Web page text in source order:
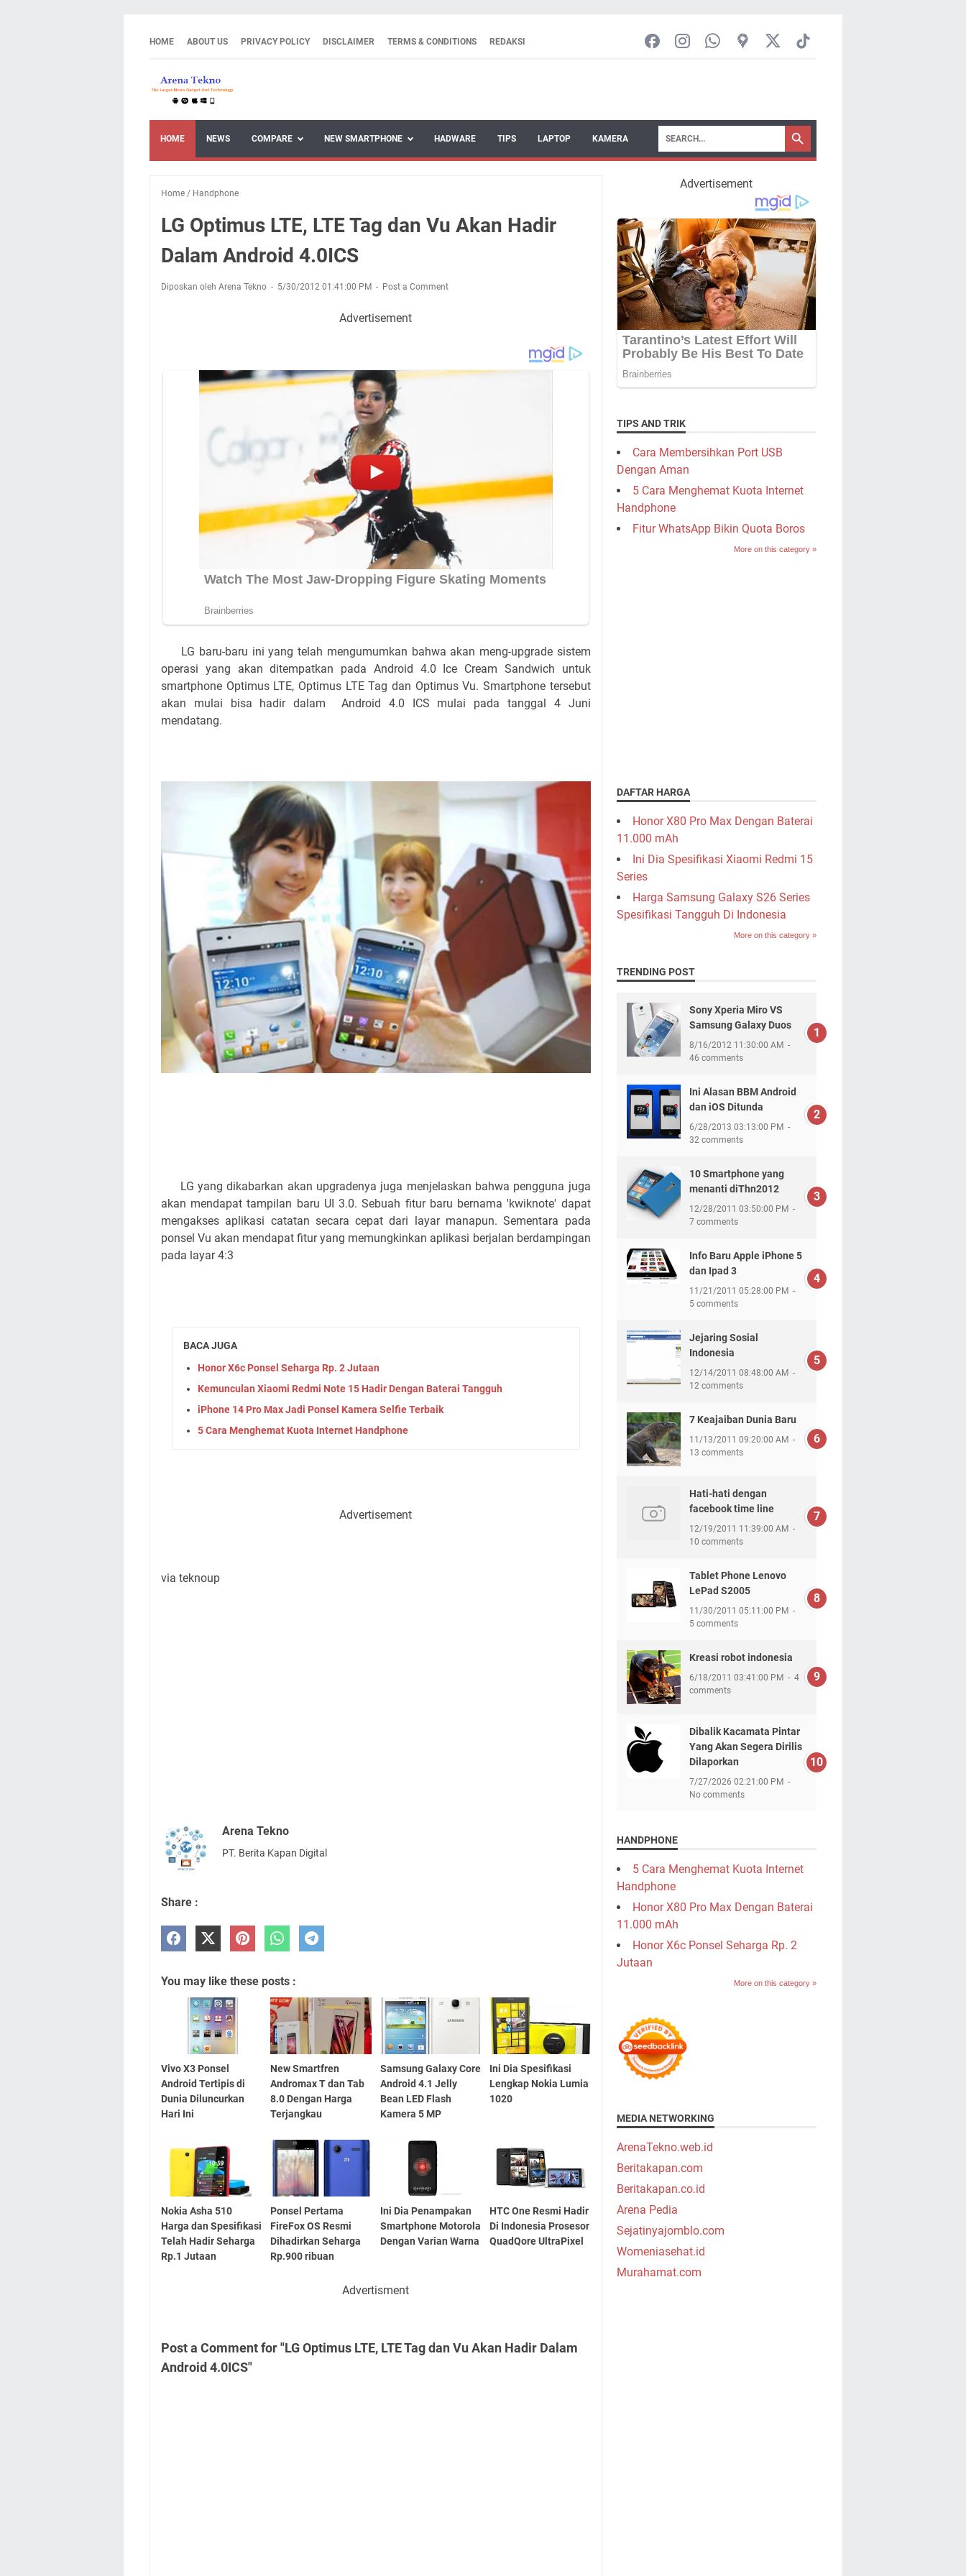
HOME ABOUT US PRIVACY POLICY DISCLAIMER TERMS & CONDITIONS REDAKSI
HOME NEWS COMPARE NEW SMARTPHONE HADWARE TIPS LAPTOP KAMERA
Home / Handphone
LG Optimus LTE, LTE Tag dan Vu Akan Hadir
Dalam Android 4.0ICS
Diposkan oleh Arena Tekno 5/30/2012 01:41:00 PM Post a Comment
Advertisement
LG baru-baru ini yang telah mengumumkan bahwa akan meng-upgrade sistem
operasi yang akan ditempatkan pada Android 4.0 Ice Cream Sandwich untuk
smartphone Optimus LTE, Optimus LTE Tag dan Optimus Vu. Smartphone tersebut
akan mulai bisa hadir dalam Android 4.0 ICS mulai pada tanggal 4 Juni
mendatang.
LG yang dikabarkan akan upgradenya juga menjelaskan bahwa pengguna juga
akan mendapat tampilan baru UI 3.0. Sebuah fitur baru bernama 'kwiknote' dapat
mengakses aplikasi catatan secara cepat dari layar manapun. Sementara pada
ponsel Vu akan mendapat fitur yang memungkinkan aplikasi berjalan berdampingan
pada layar 4:3
BACA JUGA
Honor X6c Ponsel Seharga Rp. 2 Jutaan
Kemunculan Xiaomi Redmi Note 15 Hadir Dengan Baterai Tangguh
iPhone 14 Pro Max Jadi Ponsel Kamera Selfie Terbaik
5 Cara Menghemat Kuota Internet Handphone
Advertisement
via teknoup
Arena Tekno
PT. Berita Kapan Digital
Share :
You may like these posts :
Vivo X3 Ponsel
Android Tertipis di
Dunia Diluncurkan
Hari Ini
New Smartfren
Andromax T dan Tab
8.0 Dengan Harga
Terjangkau
Samsung Galaxy Core
Android 4.1 Jelly
Bean LED Flash
Kamera 5 MP
Ini Dia Spesifikasi
Lengkap Nokia Lumia
1020
Nokia Asha 510
Harga dan Spesifikasi
Telah Hadir Seharga
Rp.1 Jutaan
Ponsel Pertama
FireFox OS Resmi
Dihadirkan Seharga
Rp.900 ribuan
Ini Dia Penampakan
Smartphone Motorola
Dengan Varian Warna
HTC One Resmi Hadir
Di Indonesia Prosesor
QuadQore UltraPixel
Advertisment
Post a Comment for "LG Optimus LTE, LTE Tag dan Vu Akan Hadir Dalam
Android 4.0ICS"
Advertisement
TIPS AND TRIK
Cara Membersihkan Port USB
Dengan Aman
5 Cara Menghemat Kuota Internet
Handphone
Fitur WhatsApp Bikin Quota Boros
More on this category »
DAFTAR HARGA
Honor X80 Pro Max Dengan Baterai
11.000 mAh
Ini Dia Spesifikasi Xiaomi Redmi 15
Series
Harga Samsung Galaxy S26 Series
Spesifikasi Tangguh Di Indonesia
More on this category »
TRENDING POST
Sony Xperia Miro VS
Samsung Galaxy Duos
8/16/2012 11:30:00 AM
46 comments
Ini Alasan BBM Android
dan iOS Ditunda
6/28/2013 03:13:00 PM
32 comments
10 Smartphone yang
menanti diThn2012
12/28/2011 03:50:00 PM
7 comments
Info Baru Apple iPhone 5
dan Ipad 3
11/21/2011 05:28:00 PM
5 comments
Jejaring Sosial
Indonesia
12/14/2011 08:48:00 AM
12 comments
7 Keajaiban Dunia Baru
11/13/2011 09:20:00 AM
13 comments
Hati-hati dengan
facebook time line
12/19/2011 11:39:00 AM
10 comments
Tablet Phone Lenovo
LePad S2005
11/30/2011 05:11:00 PM
5 comments
Kreasi robot indonesia
6/18/2011 03:41:00 PM
4
comments
Dibalik Kacamata Pintar
Yang Akan Segera Dirilis
Dilaporkan
7/27/2026 02:21:00 PM
No comments
HANDPHONE
5 Cara Menghemat Kuota Internet
Handphone
Honor X80 Pro Max Dengan Baterai
11.000 mAh
Honor X6c Ponsel Seharga Rp. 2
Jutaan
More on this category »
MEDIA NETWORKING
ArenaTekno.web.id
Beritakapan.com
Beritakapan.co.id
Arena Pedia
Sejatinyajomblo.com
Womeniasehat.id
Murahamat.com